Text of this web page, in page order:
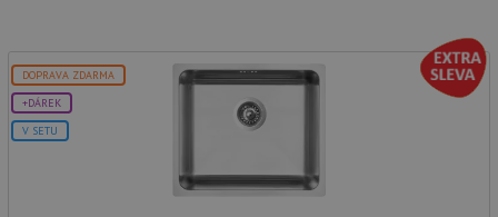
DOPRAVA ZDARMA
+DÁREK
V SETU